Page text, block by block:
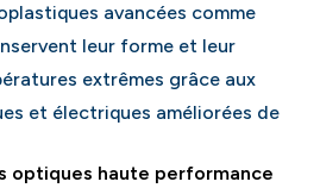
avancées comme
leur forme et leur
extrêmes grâce aux
et électriques améliorées de